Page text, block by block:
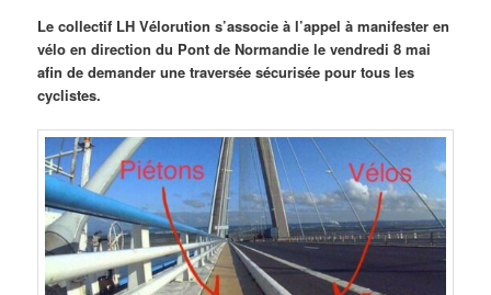
Le collectif LH Vélorution s’associe à l’appel à manifester en
vélo en direction du Pont de Normandie le vendredi 8 mai
afin de demander une traversée sécurisée pour tous les
cyclistes.